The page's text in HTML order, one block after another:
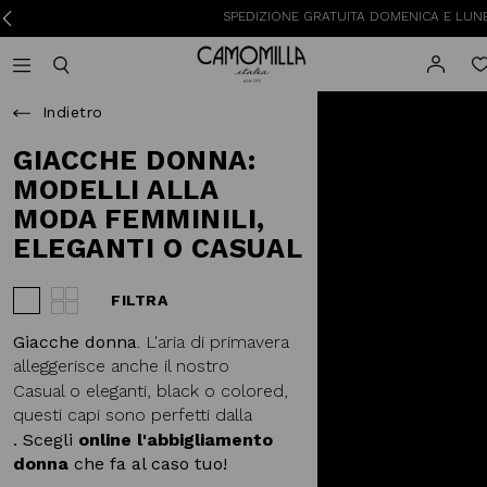
SPEDIZIONE GRATUITA DOMENICA E LUNEDI
Camomilla Italia®
Indietro
GIACCHE DONNA:
MODELLI ALLA
MODA FEMMINILI,
ELEGANTI O CASUAL
FILTRA
Giacche donna. L'aria di primavera
alleggerisce anche il nostro
guardaroba. Viapiumini invernalie
cappotti in lana, dentro giacche e,
se preferisci,blazer.
Casual o eleganti, black o colored,
questi capi sono perfetti dalla
mattina alla sera e doneranno un
tocco glam ad ogni tuo outfit.
. Scegli online l'abbigliamento
donna che fa al caso tuo!